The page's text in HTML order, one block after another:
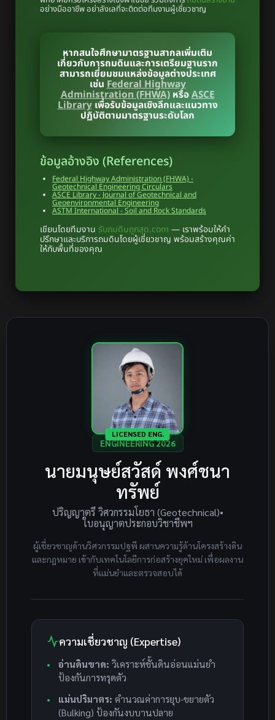
อย่างมืออาชีพ อย่าลังเลที่จะติดต่อทีมงานผู้เชี่ยวชาญ
หากสนใจศึกษามาตรฐานสากลเพิ่มเติม
เกี่ยวกับการถมดินและการเตรียมฐานราก
สามารถเยี่ยมชมแหล่งข้อมูลต่างประเทศ
เช่นFederal Highway
Administration (FHWA)หรือASCE
Libraryเพื่อรับข้อมูลเชิงลึกและแนวทาง
ปฏิบัติตามมาตรฐานระดับโลก
ข้อมูลอ้างอิง (References)
Federal Highway Administration (FHWA) -
Geotechnical Engineering Circulars
ASCE Library - Journal of Geotechnical and
Geoenvironmental Engineering
ASTM International - Soil and Rock Standards
เขียนโดยทีมงาน รับถมดินถูกสุด.com — เราพร้อมให้คำ
ปรึกษาและบริการถมดินโดยผู้เชี่ยวชาญ พร้อมสร้างคุณค่า
ให้กับพื้นที่ของคุณ
LICENSED ENG.
ENGINEERING 2026
นายมนุษย์สวัสด์ พงศ์ชนา
ทรัพย์
ปริญญาตรี วิศวกรรมโยธา (Geotechnical)•
ใบอนุญาตประกอบวิชาชีพฯ
ผู้เชี่ยวชาญด้านวิศวกรรมปฐพี ผสานความรู้ด้านโครงสร้างดิน
และกฎหมาย เข้ากับเทคโนโลยีการก่อสร้างยุคใหม่ เพื่อผลงาน
ที่แม่นยำและตรวจสอบได้
ความเชี่ยวชาญ (Expertise)
อ่านดินขาด: วิเคราะห์ชั้นดินอ่อนแม่นยำ
ป้องกันการทรุดตัว
แม่นปริมาตร: คำนวณค่าการยุบ-ขยายตัว
(Bulking) ป้องกันงบบานปลาย